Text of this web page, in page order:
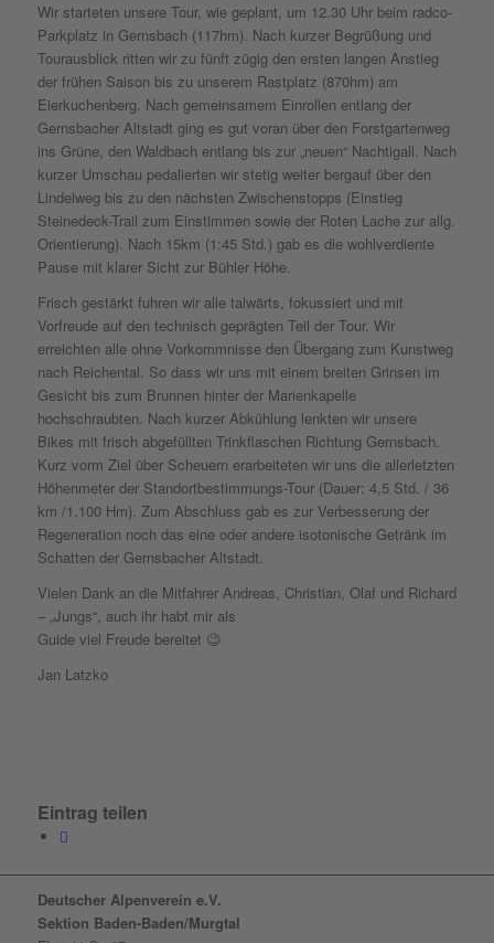
Wir starteten unsere Tour, wie geplant, um 12.30 Uhr beim radco-
Parkplatz in Gernsbach (117hm). Nach kurzer Begrüßung und
Tourausblick ritten wir zu fünft zügig den ersten langen Anstieg
der frühen Saison bis zu unserem Rastplatz (870hm) am
Eierkuchenberg. Nach gemeinsamem Einrollen entlang der
Gernsbacher Altstadt ging es gut voran über den Forstgartenweg
ins Grüne, den Waldbach entlang bis zur „neuen“ Nachtigall. Nach
kurzer Umschau pedalierten wir stetig weiter bergauf über den
Lindelweg bis zu den nächsten Zwischenstopps (Einstieg
Steinedeck-Trail zum Einstimmen sowie der Roten Lache zur allg.
Orientierung). Nach 15km (1:45 Std.) gab es die wohlverdiente
Pause mit klarer Sicht zur Bühler Höhe.
Frisch gestärkt fuhren wir alle talwärts, fokussiert und mit
Vorfreude auf den technisch geprägten Teil der Tour. Wir
erreichten alle ohne Vorkommnisse den Übergang zum Kunstweg
nach Reichental. So dass wir uns mit einem breiten Grinsen im
Gesicht bis zum Brunnen hinter der Marienkapelle
hochschraubten. Nach kurzer Abkühlung lenkten wir unsere
Bikes mit frisch abgefüllten Trinkflaschen Richtung Gernsbach.
Kurz vorm Ziel über Scheuern erarbeiteten wir uns die allerletzten
Höhenmeter der Standortbestimmungs-Tour (Dauer: 4,5 Std. / 36
km /1.100 Hm). Zum Abschluss gab es zur Verbesserung der
Regeneration noch das eine oder andere isotonische Getränk im
Schatten der Gernsbacher Altstadt.
Vielen Dank an die Mitfahrer Andreas, Christian, Olaf und Richard
– „Jungs“, auch ihr habt mir als
Guide viel Freude bereitet 😉
Jan Latzko
Eintrag teilen
Deutscher Alpenverein e.V.
Sektion Baden-Baden/Murgtal